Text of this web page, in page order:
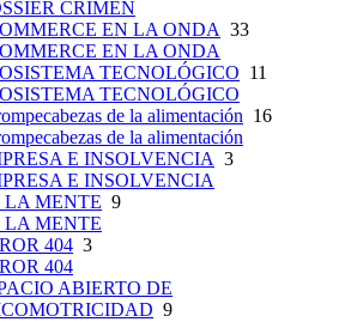
CRIMEN
EN LA ONDA 33
EN LA ONDA
TECNOLÓGICO 11
TECNOLÓGICO
de la alimentación 16
de la alimentación
E INSOLVENCIA 3
E INSOLVENCIA
LA MENTE 9
LA MENTE
404 3
404
ABIERTO DE
9